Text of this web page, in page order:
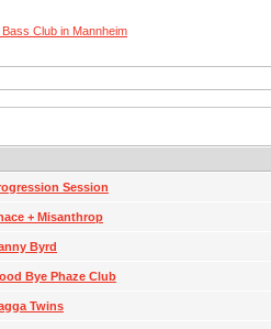
Session
+ Misanthrop
Byrd
Bye Phaze Club
Twins